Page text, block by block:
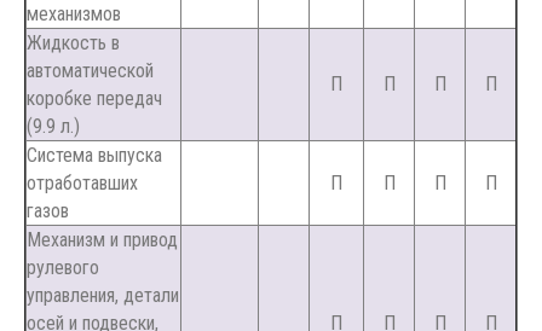
механизмов
Жидкость в
автоматической
коробке передач
(9.9 л.)
П П П П
Система выпуска
отработавших
газов
П П П П
Механизм и привод
рулевого
управления, детали
осей и подвески,
П П П П